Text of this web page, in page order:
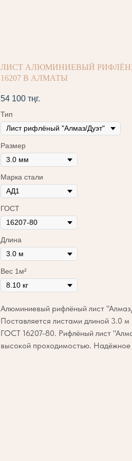
ЛИСТ АЛЮМИНИЕВЫЙ
16207 В АЛМАТЫ
54 100 тңг.
Тип
Размер
Марка стали
ГОСТ
Длина
Вес 1м²
Алюминиевый рифлёный лист
Поставляется листами длиной 3.0
ГОСТ 16207-80. Рифлёный лист
высокой проходимостью. Надёжное